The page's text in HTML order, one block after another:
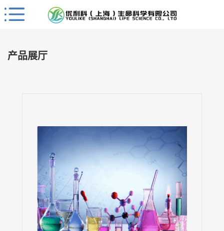
Close
首
产品展厅